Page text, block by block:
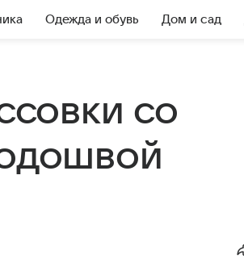
Одежда и обувь Дом и сад
со